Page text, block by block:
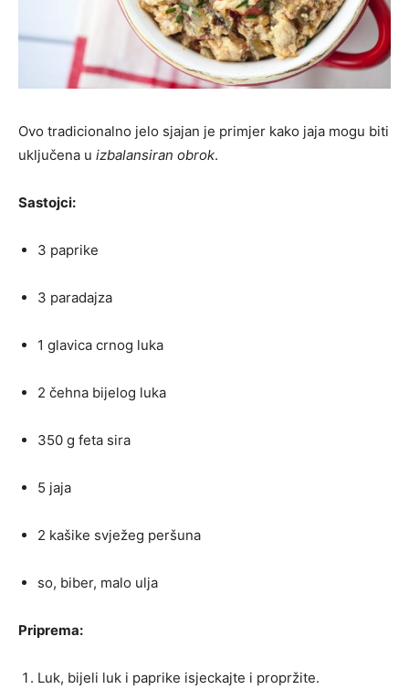
Ovo tradicionalno jelo sjajan je primjer kako jaja mogu biti
uključena u izbalansiran obrok.
Sastojci:
3 paprike
3 paradajza
1 glavica crnog luka
2 čehna bijelog luka
350 g feta sira
5 jaja
2 kašike svježeg peršuna
so, biber, malo ulja
Priprema:
Luk, bijeli luk i paprike isjeckajte i propržite.